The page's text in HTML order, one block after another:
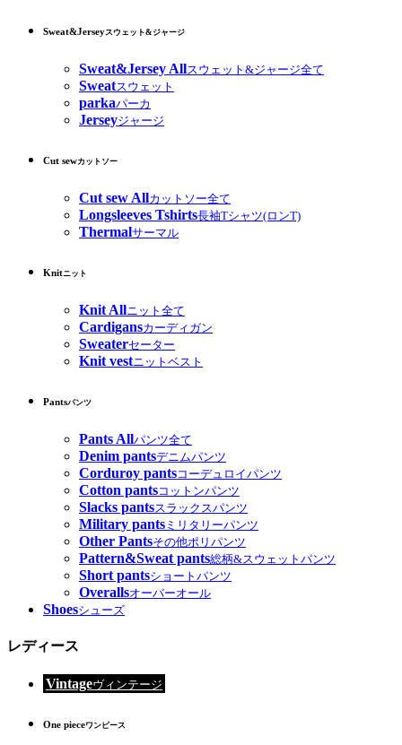
Sweat&Jerseyスウェット&ジャージ
Sweat&Jersey Allスウェット&ジャージ全て
Sweatスウェット
parkaパーカ
Jerseyジャージ
Cut sewカットソー
Cut sew Allカットソー全て
Longsleeves Tshirts長袖Tシャツ(ロンT)
Thermalサーマル
Knitニット
Knit Allニット全て
Cardigansカーディガン
Sweaterセーター
Knit vestニットベスト
Pantsパンツ
Pants Allパンツ全て
Denim pantsデニムパンツ
Corduroy pantsコーデュロイパンツ
Cotton pantsコットンパンツ
Slacks pantsスラックスパンツ
Military pants ミリタリーパンツ
Other Pantsその他ポリパンツ
Pattern&Sweat pants総柄&スウェットパンツ
Short pantsショートパンツ
Overallsオーバーオール
Shoesシューズ
レディース
Vintageヴィンテージ
One pieceワンピース